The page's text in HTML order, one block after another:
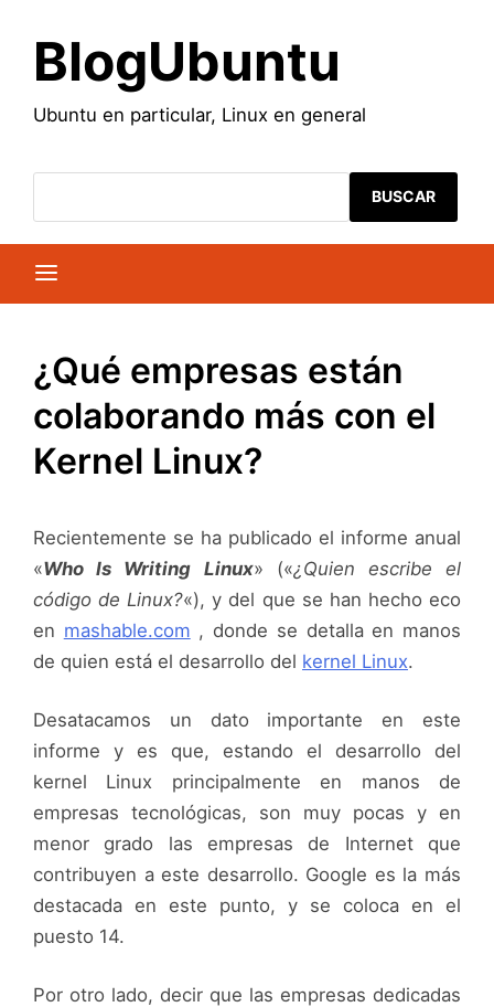
contenido
BlogUbuntu
Ubuntu en particular, Linux en general
BUSCAR
¿Qué empresas están
colaborando más con el
Kernel Linux?
Recientemente se ha publicado el informe anual
«Who Is Writing Linux» («¿Quien escribe el
código de Linux?«), y del que se han hecho eco
en mashable.com , donde se detalla en manos
de quien está el desarrollo del kernel Linux.
Desatacamos un dato importante en este
informe y es que, estando el desarrollo del
kernel Linux principalmente en manos de
empresas tecnológicas, son muy pocas y en
menor grado las empresas de Internet que
contribuyen a este desarrollo. Google es la más
destacada en este punto, y se coloca en el
puesto 14.
Por otro lado, decir que las empresas dedicadas